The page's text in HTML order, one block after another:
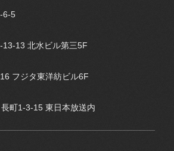
6-5
13 北水ビル第三5F
フジタ東洋紡ビル6F
町1-3-15 東日本放送内